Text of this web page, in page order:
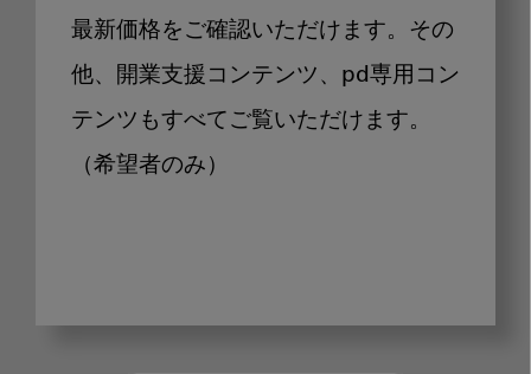
最新価格をご確認いただけます。その
他、開業支援コンテンツ、pd専用コン
テンツもすべてご覧いただけます。
（希望者のみ）